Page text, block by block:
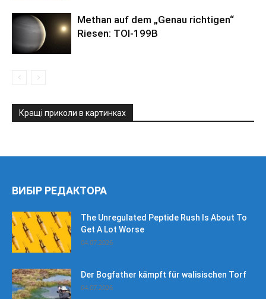
Methan auf dem „Genau richtigen“
Riesen: TOI-199B
Кращі приколи в картинках
ВИБІР РЕДАКТОРА
The Unregulated Peptide Rush Is About To
Get A Lot Worse
04.07.2026
Der Bogfather kämpft für walisischen Torf
04.07.2026